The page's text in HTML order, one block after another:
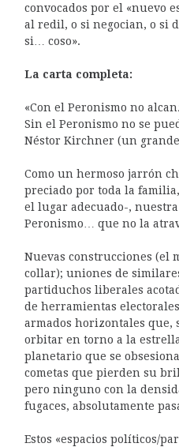
convocados por el «nuevo
al redil, o si negocian, o si
si… coso».
La carta completa:
«Con el Peronismo no
Sin el Peronismo no se
Néstor Kirchner (un
Como un hermoso jarrón
preciado por toda la
el lugar adecuado-,
Peronismo… que no la
Nuevas construcciones (el
collar); uniones de
partiduchos liberales
de herramientas
armados horizontales que,
orbitar en torno a la
planetario que se
cometas que pierden su
pero ninguno con la
fugaces, absolutamente
Estos «espacios políticos/